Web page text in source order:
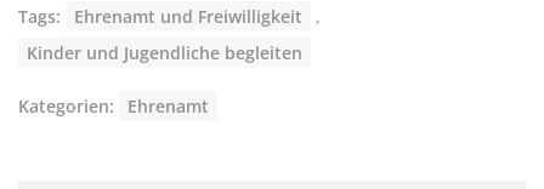
Tags: Ehrenamt und Freiwilligkeit
,
Kinder und Jugendliche begleiten
Kategorien: Ehrenamt